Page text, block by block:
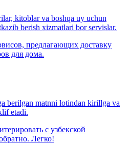
kitoblar va boshqa uy uchun
berish xizmatlari bor servislar.
предлагающих доставку
для дома.
berilgan matnni lotindan kirillga va
etadi.
с узбекской
Легко!